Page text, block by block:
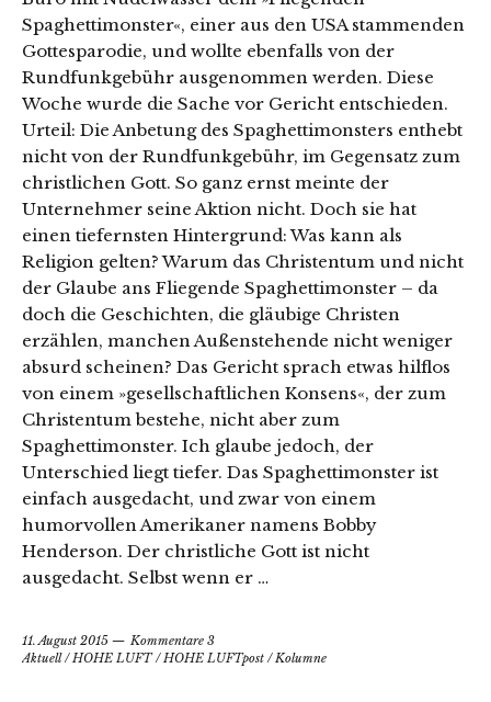
Spaghettimonster«, einer aus den USA stammenden
Gottesparodie, und wollte ebenfalls von der
Rundfunkgebühr ausgenommen werden. Diese
Woche wurde die Sache vor Gericht entschieden.
Urteil: Die Anbetung des Spaghettimonsters enthebt
nicht von der Rundfunkgebühr, im Gegensatz zum
christlichen Gott. So ganz ernst meinte der
Unternehmer seine Aktion nicht. Doch sie hat
einen tiefernsten Hintergrund: Was kann als
Religion gelten? Warum das Christentum und nicht
der Glaube ans Fliegende Spaghettimonster – da
doch die Geschichten, die gläubige Christen
erzählen, manchen Außenstehende nicht weniger
absurd scheinen? Das Gericht sprach etwas hilflos
von einem »gesellschaftlichen Konsens«, der zum
Christentum bestehe, nicht aber zum
Spaghettimonster. Ich glaube jedoch, der
Unterschied liegt tiefer. Das Spaghettimonster ist
einfach ausgedacht, und zwar von einem
humorvollen Amerikaner namens Bobby
Henderson. Der christliche Gott ist nicht
ausgedacht. Selbst wenn er …
11. August 2015
Kommentare 3
Aktuell/HOHE LUFT/HOHE LUFTpost /Kolumne